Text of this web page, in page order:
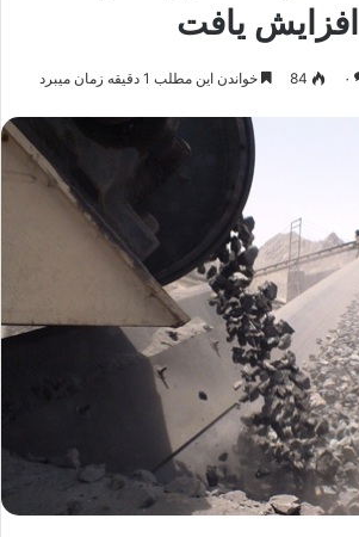
افزایش یافت
۰ 84 خواندن این مطلب 1 دقیقه زمان میبرد